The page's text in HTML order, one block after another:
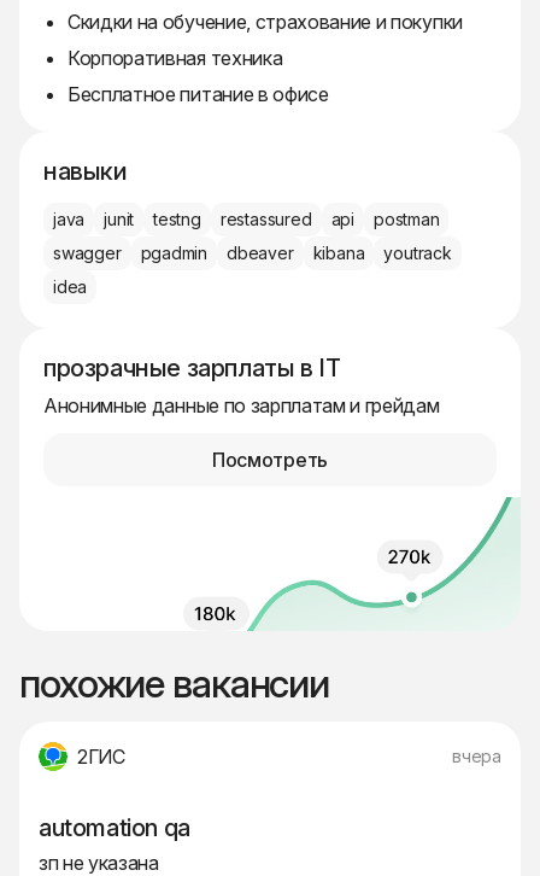
Скидки на обучение, страхование и покупки
Корпоративная техника
Бесплатное питание в офисе
навыки
java junit testng restassured api
postman
swagger
pgadmin dbeaver kibana
youtrack
idea
прозрачные зарплаты в IT
Анонимные данные по зарплатам и грейдам
Посмотреть
похожие вакансии
2ГИС вчера
automation qa
зп не указана